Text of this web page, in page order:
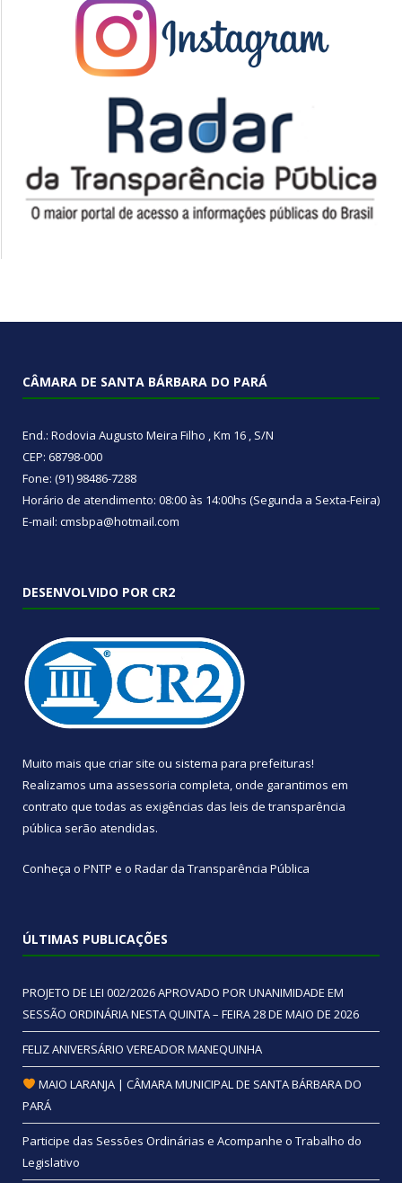
CÂMARA DE SANTA BÁRBARA DO PARÁ
End.: Rodovia Augusto Meira Filho , Km 16 , S/N
CEP: 68798-000
Fone: (91) 98486-7288
Horário de atendimento: 08:00 às 14:00hs (Segunda a Sexta-Feira)
E-mail: cmsbpa@hotmail.com
DESENVOLVIDO POR CR2
Muito mais que criar site ou sistema para prefeituras!
Realizamos uma assessoria completa, onde garantimos em
contrato que todas as exigências das leis de transparência
pública serão atendidas.
Conheça o PNTP e o Radar da Transparência Pública
ÚLTIMAS PUBLICAÇÕES
PROJETO DE LEI 002/2026 APROVADO POR UNANIMIDADE EM
SESSÃO ORDINÁRIA NESTA QUINTA – FEIRA 28 DE MAIO DE 2026
FELIZ ANIVERSÁRIO VEREADOR MANEQUINHA
MAIO LARANJA | CÂMARA MUNICIPAL DE SANTA BÁRBARA DO
PARÁ
Participe das Sessões Ordinárias e Acompanhe o Trabalho do
Legislativo